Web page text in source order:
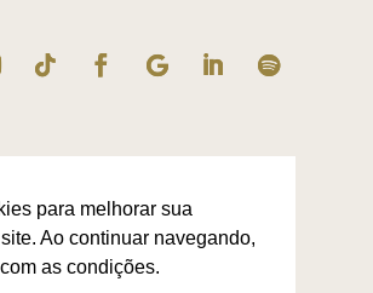
para melhorar sua
Ao continuar navegando,
as condições.